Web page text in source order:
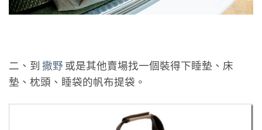
二、到 撒野 或是其他賣場找一個裝得下睡墊、床
墊、枕頭、睡袋的帆布提袋。